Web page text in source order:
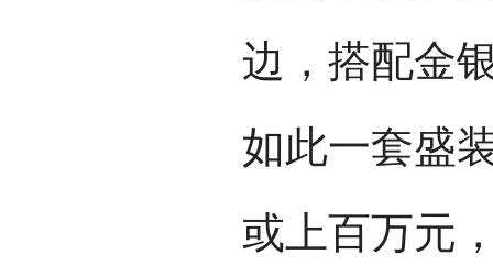
边，搭配金
如此一套盛
或上百万元